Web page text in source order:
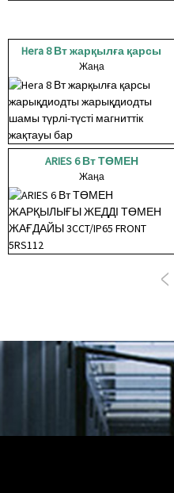
Hera 8 Вт жарқылға қарсы
жарықдиодты шамы
түрлі-түсті...
Жаңа
ARIES 6 Вт ТӨМЕН
ЖАРҚЫЛЫҒЫ ЖЕДЕЛ
ТӨМЕН ЖАҒДАЙЫ
3CCT/IP65 FRON...
Жаңа